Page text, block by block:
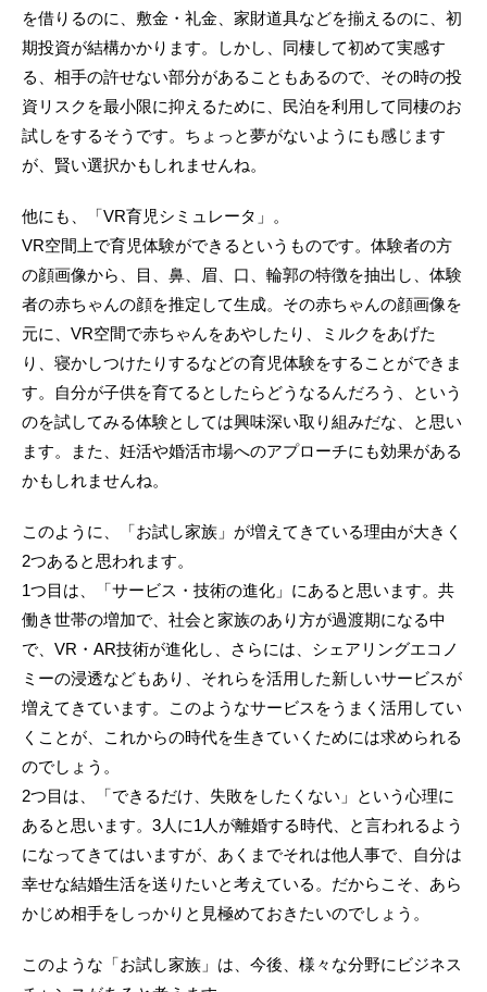
を借りるのに、敷金・礼金、家財道具などを揃えるのに、初
期投資が結構かかります。しかし、同棲して初めて実感す
る、相手の許せない部分があることもあるので、その時の投
資リスクを最小限に抑えるために、民泊を利用して同棲のお
試しをするそうです。ちょっと夢がないようにも感じます
が、賢い選択かもしれませんね。
他にも、「VR育児シミュレータ」。
VR空間上で育児体験ができるというものです。体験者の方
の顔画像から、目、鼻、眉、口、輪郭の特徴を抽出し、体験
者の赤ちゃんの顔を推定して生成。その赤ちゃんの顔画像を
元に、VR空間で赤ちゃんをあやしたり、ミルクをあげた
り、寝かしつけたりするなどの育児体験をすることができま
す。自分が子供を育てるとしたらどうなるんだろう、という
のを試してみる体験としては興味深い取り組みだな、と思い
ます。また、妊活や婚活市場へのアプローチにも効果がある
かもしれませんね。
このように、「お試し家族」が増えてきている理由が大きく
2つあると思われます。
1つ目は、「サービス・技術の進化」にあると思います。共
働き世帯の増加で、社会と家族のあり方が過渡期になる中
で、VR・AR技術が進化し、さらには、シェアリングエコノ
ミーの浸透などもあり、それらを活用した新しいサービスが
増えてきています。このようなサービスをうまく活用してい
くことが、これからの時代を生きていくためには求められる
のでしょう。
2つ目は、「できるだけ、失敗をしたくない」という心理に
あると思います。3人に1人が離婚する時代、と言われるよう
になってきてはいますが、あくまでそれは他人事で、自分は
幸せな結婚生活を送りたいと考えている。だからこそ、あら
かじめ相手をしっかりと見極めておきたいのでしょう。
このような「お試し家族」は、今後、様々な分野にビジネス